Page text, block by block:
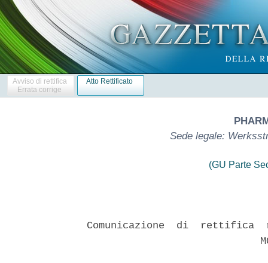
Avviso di rettifica
Errata corrige
Atto Rettificato
Sede legale:
(GU Parte
Comunicazione  di